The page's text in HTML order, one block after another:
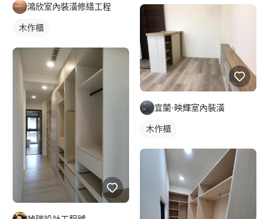
鴻欣室內裝潢修繕工程
木作櫃
宜蘭-映輝室內裝潢
木作櫃